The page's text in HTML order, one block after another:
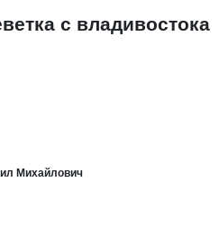
с владивостока
Михайлович